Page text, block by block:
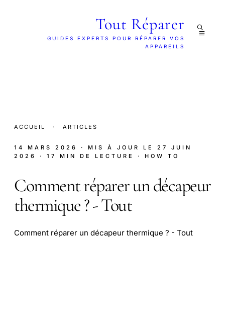
Tout Réparer
GUIDES EXPERTS POUR RÉPARER VOS
APPAREILS
ACCUEIL · ARTICLES
14 MARS 2026 · MIS À JOUR LE 27 JUIN
2026
· 17 MIN DE LECTURE · HOW TO
Comment réparer un décapeur
thermique ? - Tout
Comment réparer un décapeur thermique ? - Tout